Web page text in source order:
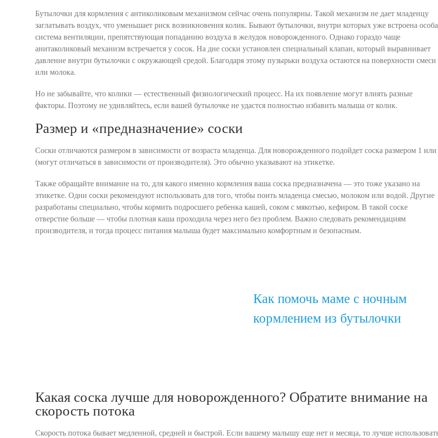
Бутылочки для кормления с антиколиковым механизмом сейчас очень популярны. Такой механизм не дает младенцу
заглатывать воздух, что уменьшает риск возникновения колик. Бывают бутылочки, внутри которых уже встроена
система вентиляции, препятствующая попаданию воздуха в желудок новорожденного. Однако гораздо чаще
анитаколиковый механизм встречается у сосок. На дне соски установлен специальный клапан, который выравнивает
давление внутри бутылочки с окружающей средой. Благодаря этому пузырьки воздуха остаются на поверхности смеси
или молока.
Но не забывайте, что колики — естественный физиологический процесс. На их появление могут влиять разные
факторы. Поэтому не удивляйтесь, если вашей бутылочке не удастся полностью избавить малыша от колик.
Размер и «предназначение» соски
Соски отличаются размером в зависимости от возраста младенца. Для новорожденного подойдет соска размером 1 или
(могут отличаться в зависимости от производителя). Это обычно указывают на этикетке.
Также обращайте внимание на то, для какого именно кормления ваша соска предназначена — это тоже указано на
этикетке. Одни соски рекомендуют использовать для того, чтобы поить младенца смесью, молоком или водой. Другие
разработаны специально, чтобы кормить подросшего ребенка кашей, соком с мякотью, кефиром. В такой соске
отверстие больше — чтобы плотная каша проходила через него без проблем. Важно следовать рекомендациям
производителя, и тогда процесс питания малыша будет максимально комфортным и безопасным.
Как помочь маме с ночным
кормлением из бутылочки
Какая соска лучше для новорожденного? Обратите внимание на
скорость потока
Скорость потока бывает медленной, средней и быстрой. Если вашему малышу еще нет и месяца, то лучше